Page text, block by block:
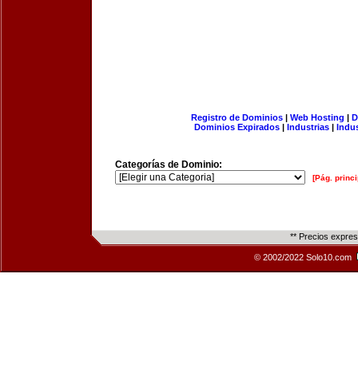
Registro de Dominios| Web Hosting |
Dominios Expirados | Industrias |
Categorías de Dominio:
[Pág.
** Precios
© 2002/2022 Solo10.com